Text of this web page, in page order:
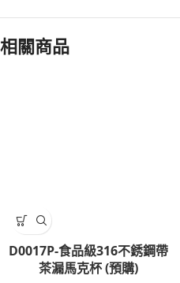
相關商品
D0017P-食品級316不銹鋼帶
茶漏馬克杯 (預購)